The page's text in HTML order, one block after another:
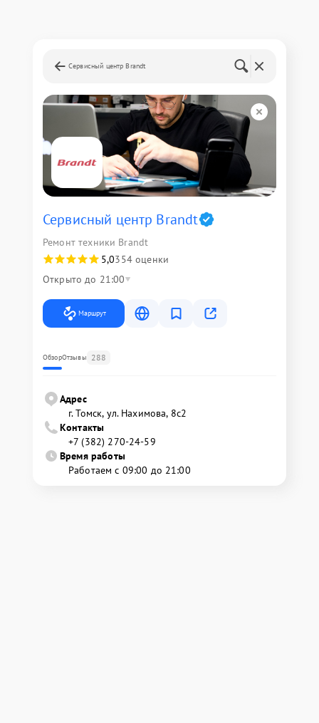
Сервисный центр Brandt
Сервисный центр Brandt
Ремонт техники Brandt
5,0354 оценки
Открыто до 21:00
Маршрут
ОбзорОтзывы 288
Адрес
г. Томск, ул. Нахимова, 8с2
Контакты
+7 (382) 270-24-59
Время работы
Работаем с 09:00 до 21:00